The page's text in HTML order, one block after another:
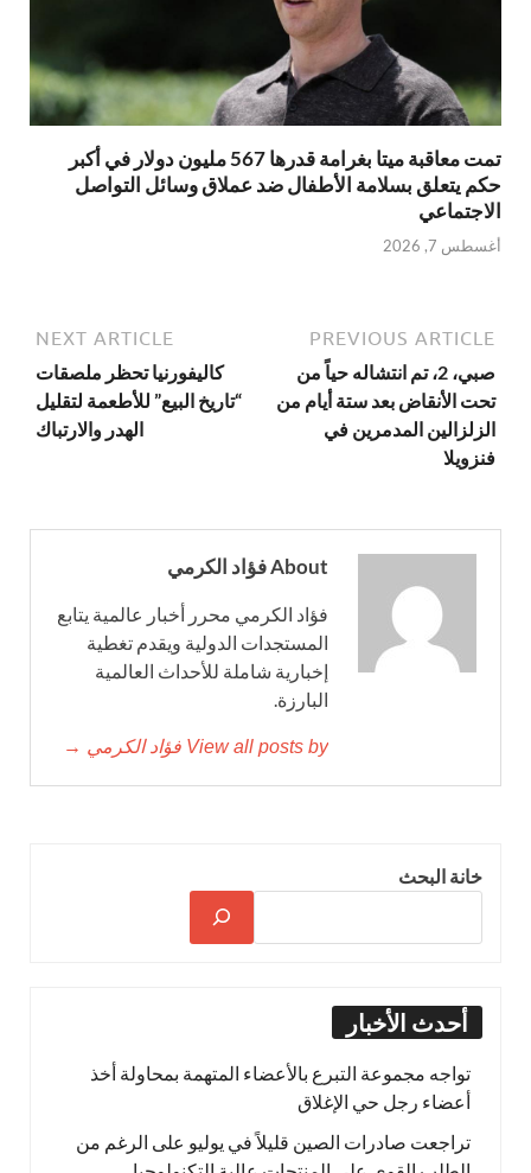
تمت معاقبة ميتا بغرامة قدرها 567 مليون دولار في أكبر
حكم يتعلق بسلامة الأطفال ضد عملاق وسائل التواصل
الاجتماعي
أغسطس 7, 2026
PREVIOUS ARTICLE
صبي، 2، تم انتشاله حياً من
تحت الأنقاض بعد ستة أيام من
الزلزالين المدمرين في
فنزويلا
NEXT ARTICLE
كاليفورنيا تحظر ملصقات
“تاريخ البيع” للأطعمة لتقليل
الهدر والارتباك
About فؤاد الكرمي
فؤاد الكرمي محرر أخبار عالمية يتابع
المستجدات الدولية ويقدم تغطية
إخبارية شاملة للأحداث العالمية
البارزة.
View all posts by فؤاد الكرمي →
خانة البحث
أحدث الأخبار
تواجه مجموعة التبرع بالأعضاء المتهمة بمحاولة أخذ
أعضاء رجل حي الإغلاق
تراجعت صادرات الصين قليلاً في يوليو على الرغم من